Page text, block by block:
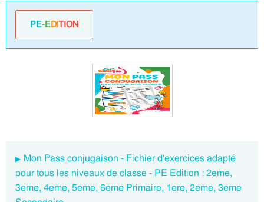
PE-EDITION
Mon Pass conjugaison - Fichier d'exercices adapté
pour tous les niveaux de classe - PE Edition : 2eme,
3eme, 4eme, 5eme, 6eme Primaire, 1ere, 2eme, 3eme